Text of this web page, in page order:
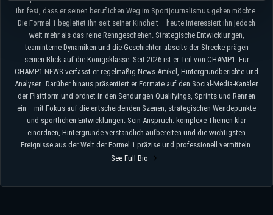
ihn fest, dass er seinen beruflichen Weg im Sportjournalismus gehen möchte.
Die Formel 1 begleitet ihn seit seiner Kindheit – heute interessiert ihn jedoch
weit mehr als das reine Renngeschehen. Strategische Entwicklungen,
teaminterne Dynamiken und die Geschichten abseits der Strecke prägen
seinen Blick auf die Königsklasse. Seit 2026 ist er Teil von CHAMP1. Für
CHAMP1.NEWS verfasst er regelmäßig News-Artikel, Hintergrundberichte und
Analysen. Darüber hinaus präsentiert er Formate auf den Social-Media-Kanälen
der Plattform und ordnet in den Sendungen Qualifyings, Sprints und Rennen
ein – mit Fokus auf die entscheidenden Szenen, strategischen Wendepunkte
und sportlichen Entwicklungen. Sein Anspruch: komplexe Themen klar
einordnen, Hintergründe verständlich aufbereiten und die wichtigsten
Ereignisse aus der Welt der Formel 1 präzise und professionell vermitteln.
See Full Bio